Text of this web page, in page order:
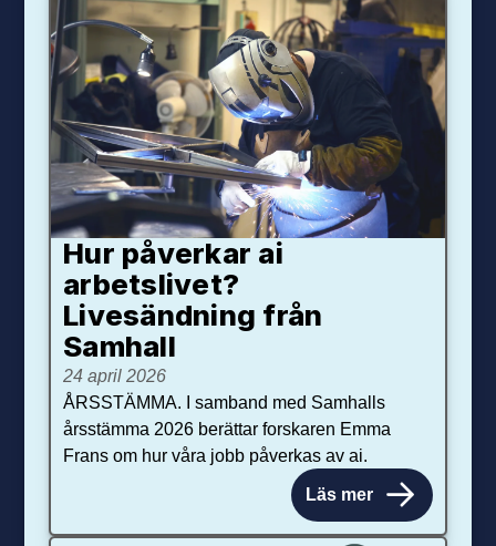
Hur påverkar ai
arbetslivet?
Livesändning från
Samhall
24 april 2026
ÅRSSTÄMMA. I samband med Samhalls
årsstämma 2026 berättar forskaren Emma
Frans om hur våra jobb påverkas av ai.
Läs mer